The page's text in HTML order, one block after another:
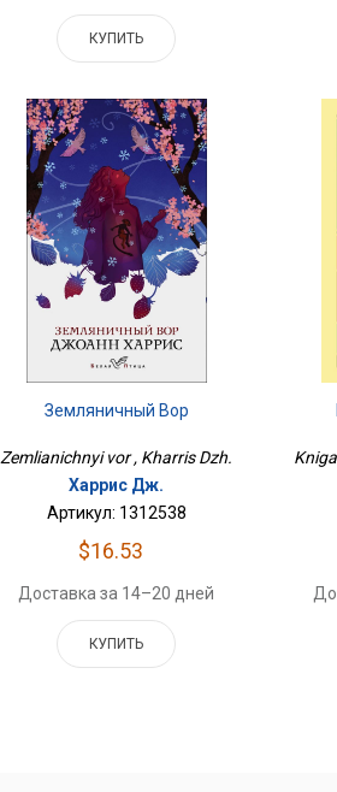
КУПИТЬ
Земляничный Вор
Zemlianichnyi vor , Kharris Dzh.
Харрис Дж.
Артикул: 1312538
$16.53
Доставка за 14–20 дней
КУПИТЬ